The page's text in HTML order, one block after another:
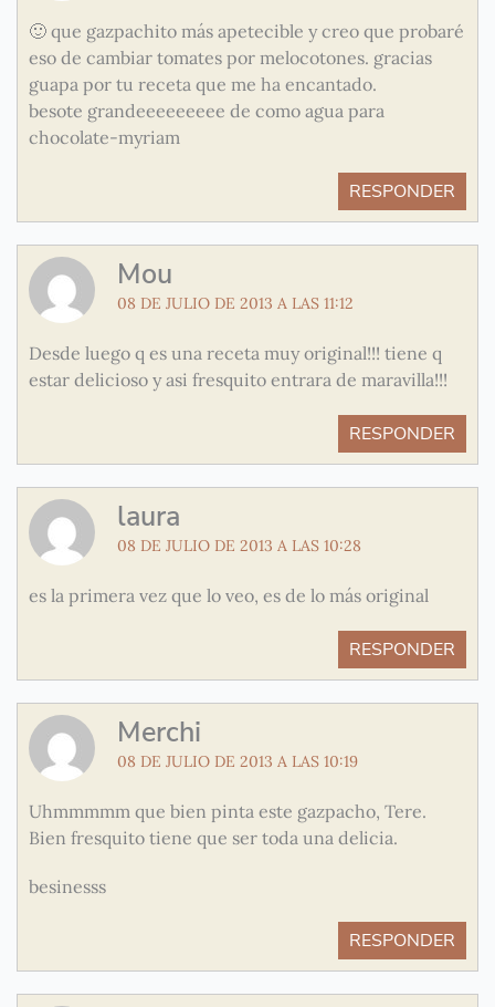
🙂 que gazpachito más apetecible y creo que probaré
eso de cambiar tomates por melocotones. gracias
guapa por tu receta que me ha encantado.
besote grandeeeeeeeee de como agua para
chocolate-myriam
RESPONDER
Mou
08 DE JULIO DE 2013 A LAS 11:12
Desde luego q es una receta muy original!!! tiene q
estar delicioso y asi fresquito entrara de maravilla!!!
RESPONDER
laura
08 DE JULIO DE 2013 A LAS 10:28
es la primera vez que lo veo, es de lo más original
RESPONDER
Merchi
08 DE JULIO DE 2013 A LAS 10:19
Uhmmmmm que bien pinta este gazpacho, Tere.
Bien fresquito tiene que ser toda una delicia.
besinesss
RESPONDER